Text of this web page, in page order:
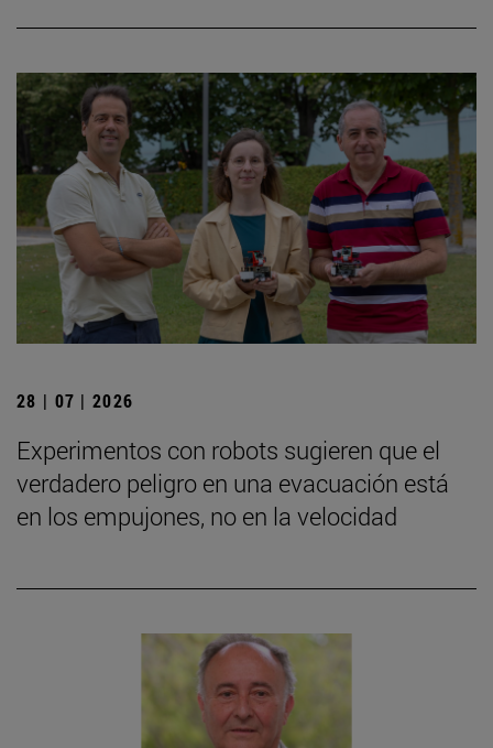
28 | 07 | 2026
Experimentos con robots sugieren que el
verdadero peligro en una evacuación está
en los empujones, no en la velocidad